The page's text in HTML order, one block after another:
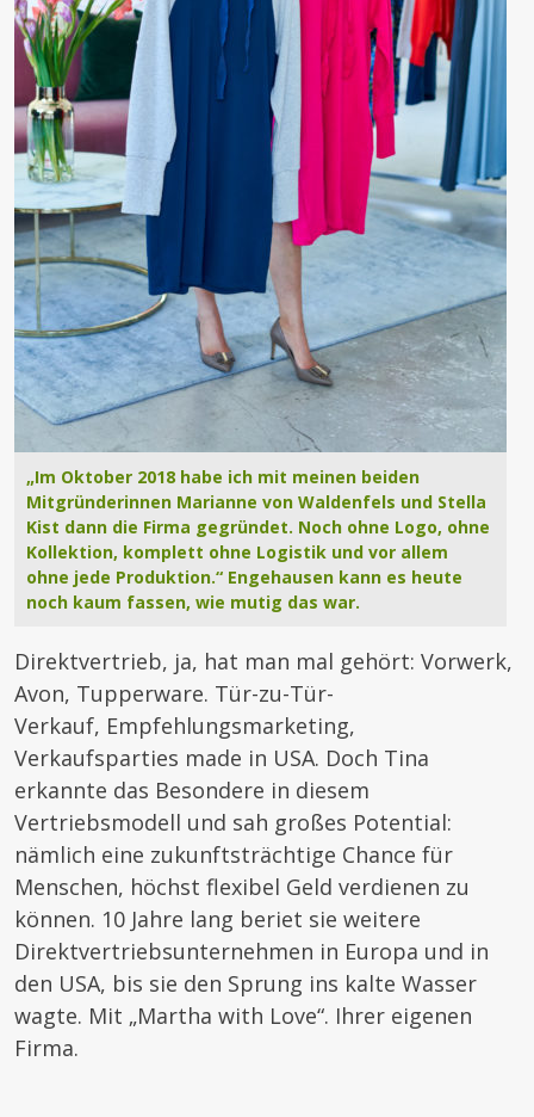
„Im Oktober 2018 habe ich mit meinen beiden
Mitgründerinnen Marianne von Waldenfels und Stella
Kist dann die Firma gegründet. Noch ohne Logo, ohne
Kollektion, komplett ohne Logistik und vor allem
ohne jede Produktion.“ Engehausen kann es heute
noch kaum fassen, wie mutig das war.
Direktvertrieb, ja, hat man mal gehört: Vorwerk,
Avon, Tupperware. Tür-zu-Tür-
Verkauf, Empfehlungsmarketing,
Verkaufsparties made in USA. Doch Tina
erkannte das Besondere in diesem
Vertriebsmodell und sah großes Potential:
nämlich eine zukunftsträchtige Chance für
Menschen, höchst flexibel Geld verdienen zu
können. 10 Jahre lang beriet sie weitere
Direktvertriebsunternehmen in Europa und in
den USA, bis sie den Sprung ins kalte Wasser
wagte. Mit „Martha with Love“. Ihrer eigenen
Firma.